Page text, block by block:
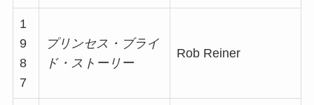
1
9
8
7
プリンセス・ブライ
ド・ストーリー
Rob Reiner